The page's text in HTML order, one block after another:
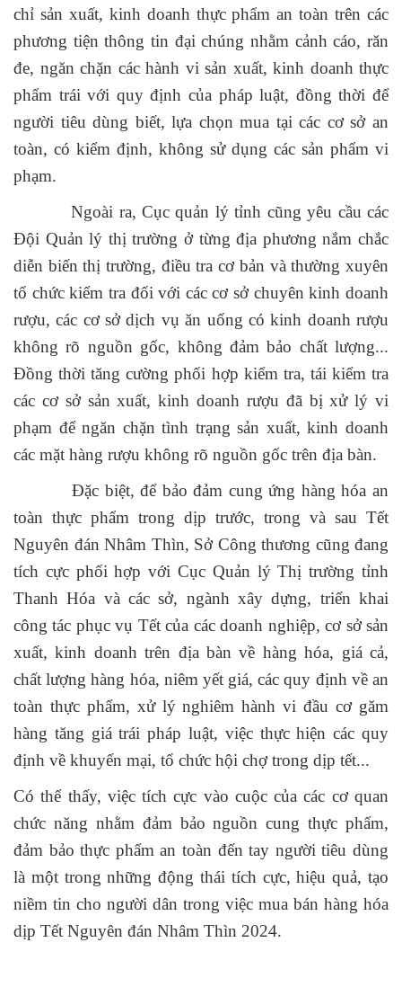
chỉ sản xuất, kinh doanh thực phẩm an toàn trên các
phương tiện thông tin đại chúng nhằm cảnh cáo, răn
đe, ngăn chặn các hành vi sản xuất, kinh doanh thực
phẩm trái với quy định của pháp luật, đồng thời để
người tiêu dùng biết, lựa chọn mua tại các cơ sở an
toàn, có kiểm định, không sử dụng các sản phẩm vi
phạm.
Ngoài ra, Cục quản lý tỉnh cũng yêu cầu các
Đội Quản lý thị trường ở từng địa phương nắm chắc
diễn biến thị trường, điều tra cơ bản và thường xuyên
tổ chức kiểm tra đối với các cơ sở chuyên kinh doanh
rượu, các cơ sở dịch vụ ăn uống có kinh doanh rượu
không rõ nguồn gốc, không đảm bảo chất lượng...
Đồng thời tăng cường phối hợp kiểm tra, tái kiểm tra
các cơ sở sản xuất, kinh doanh rượu đã bị xử lý vi
phạm để ngăn chặn tình trạng sản xuất, kinh doanh
các mặt hàng rượu không rõ nguồn gốc trên địa bàn.
Đặc biệt, để bảo đảm cung ứng hàng hóa an
toàn thực phẩm trong dịp trước, trong và sau Tết
Nguyên đán Nhâm Thìn, Sở Công thương cũng đang
tích cực phối hợp với Cục Quản lý Thị trường tỉnh
Thanh Hóa và các sở, ngành xây dựng, triển khai
công tác phục vụ Tết của các doanh nghiệp, cơ sở sản
xuất, kinh doanh trên địa bàn về hàng hóa, giá cả,
chất lượng hàng hóa, niêm yết giá, các quy định về an
toàn thực phẩm, xử lý nghiêm hành vi đầu cơ găm
hàng tăng giá trái pháp luật, việc thực hiện các quy
định về khuyến mại, tổ chức hội chợ trong dịp tết...
Có thể thấy, việc tích cực vào cuộc của các cơ quan
chức năng nhằm đảm bảo nguồn cung thực phẩm,
đảm bảo thực phẩm an toàn đến tay người tiêu dùng
là một trong những động thái tích cực, hiệu quả, tạo
niềm tin cho người dân trong việc mua bán hàng hóa
dịp Tết Nguyên đán Nhâm Thìn 2024.